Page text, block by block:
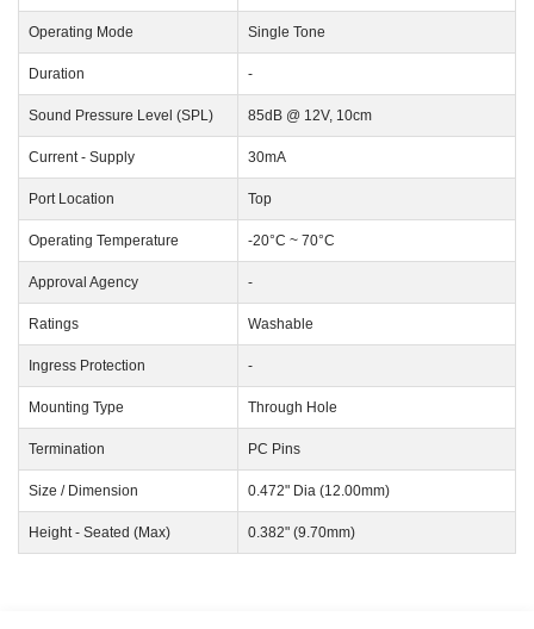
Operating Mode Single Tone
Duration -
Sound Pressure Level (SPL) 85dB @ 12V, 10cm
Current - Supply 30mA
Port Location Top
Operating Temperature -20°C ~ 70°C
Approval Agency -
Ratings Washable
Ingress Protection -
Mounting Type Through Hole
Termination PC Pins
Size / Dimension 0.472" Dia (12.00mm)
Height - Seated (Max) 0.382" (9.70mm)